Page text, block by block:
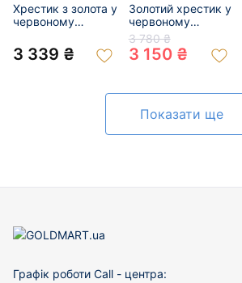
Хрестик з золота у
червоному
200844461
3 339 ₴
Золотий хрестик у
червоному
кольорі 01-
200859451
3 780 ₴
3 150 ₴
Показати ще
Графік роботи Call - центра: